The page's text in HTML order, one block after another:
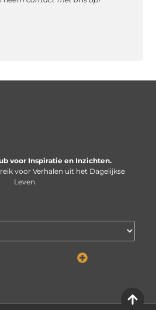
voor Inspiratie en Inzichten.
voor Verhalen uit het Dagelijkse
Leven.